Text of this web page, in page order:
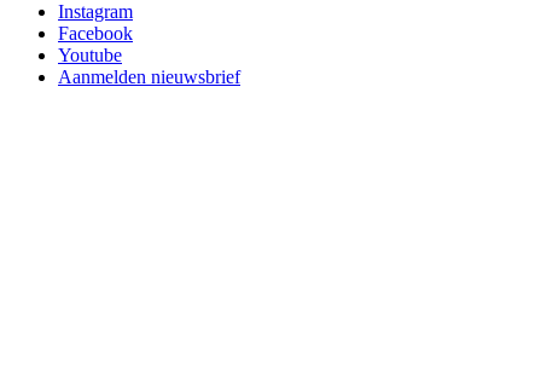
Instagram
Facebook
Youtube
Aanmelden nieuwsbrief